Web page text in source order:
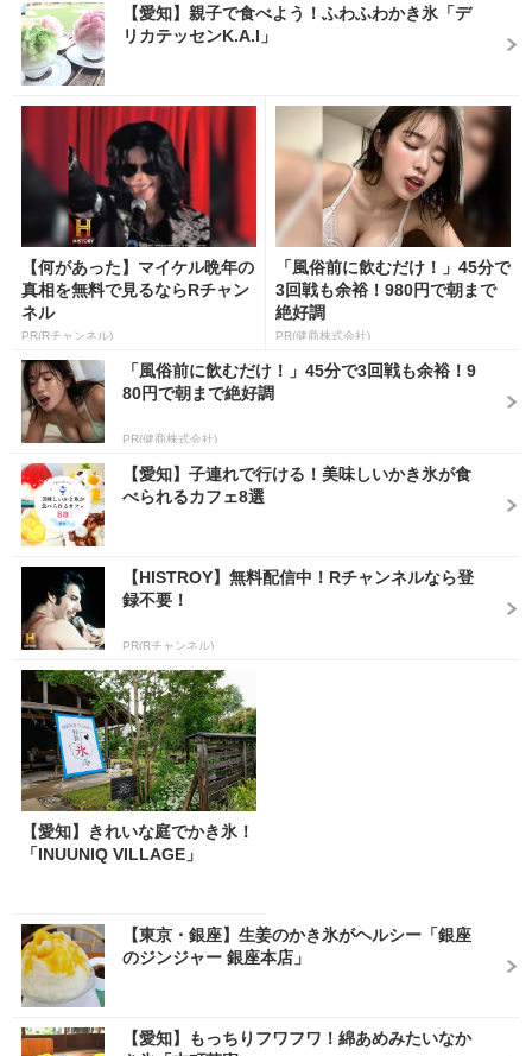
【愛知】親子で食べよう！ふわふわかき氷「デ
リカテッセンK.A.I」
【何があった】マイケル晩年の
真相を無料で見るならRチャン
ネル
PR(Rチャンネル)
「風俗前に飲むだけ！」45分で
3回戦も余裕！980円で朝まで
絶好調
PR(健商株式会社)
「風俗前に飲むだけ！」45分で3回戦も余裕！9
80円で朝まで絶好調
PR(健商株式会社)
【愛知】子連れで行ける！美味しいかき氷が食
べられるカフェ8選
【HISTROY】無料配信中！Rチャンネルなら登
録不要！
PR(Rチャンネル)
【愛知】きれいな庭でかき氷！
「INUUNIQ VILLAGE」
【東京・銀座】生姜のかき氷がヘルシー「銀座
のジンジャー 銀座本店」
【愛知】もっちりフワフワ！綿あめみたいなか